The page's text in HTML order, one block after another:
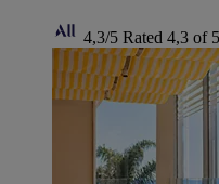
4,3/5 Rated 4,3 of 5